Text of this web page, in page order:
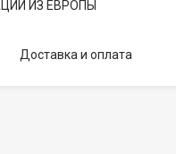
ИЗ ЕВРОПЫ
Доставка и оплата